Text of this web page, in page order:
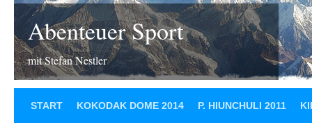
Abenteuer Sport
mit Stefan Nestler
START KOKODAK DOME 2014 P. HIUNCHULI 2011